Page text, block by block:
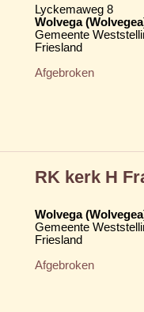
Lyckemaweg 8
Wolvega
Gemeente
Friesland
Afgebroken
RK kerk H
Wolvega
Gemeente
Friesland
Afgebroken